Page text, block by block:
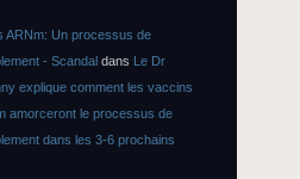
ARNm: Un processus de
- Scandal dans Le Dr
explique comment les vaccins
amorceront le processus de
dans les 3-6 prochains